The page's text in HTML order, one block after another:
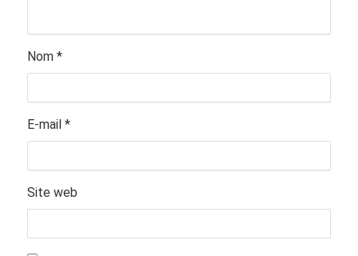
Nom *
E-mail *
Site web